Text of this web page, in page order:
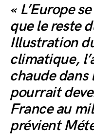
« L’Europe
que le reste
Illustration
climatique,
chaude
pourrait
France au
prévient